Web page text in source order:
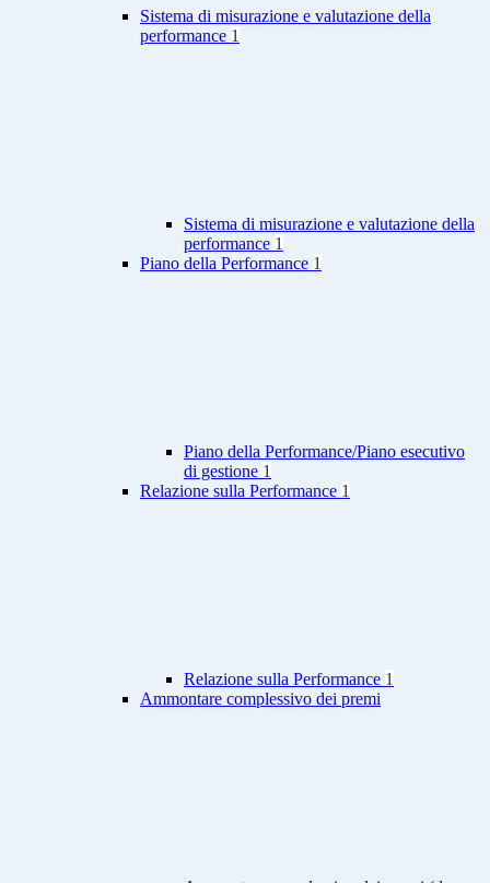
Sistema di misurazione e valutazione della
performance 1
Sistema di misurazione e valutazione della
performance 1
Piano della Performance 1
Piano della Performance/Piano esecutivo
di gestione 1
Relazione sulla Performance 1
Relazione sulla Performance 1
Ammontare complessivo dei premi